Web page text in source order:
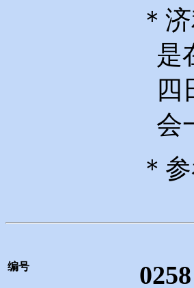
＊
是
四
会
＊
编号